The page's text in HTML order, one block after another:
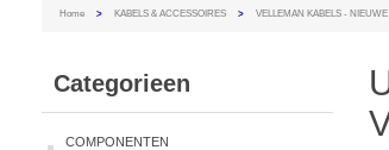
Home > KABELS & ACCESSOIRES > VELLEMAN KABELS -
Categorieen
COMPONENTEN